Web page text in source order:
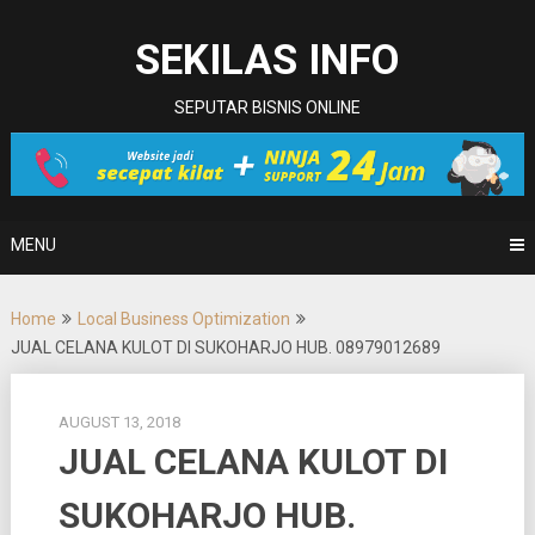
SEKILAS INFO
SEPUTAR BISNIS ONLINE
MENU
Home
Local Business Optimization
JUAL CELANA KULOT DI SUKOHARJO HUB. 08979012689
AUGUST 13, 2018
JUAL CELANA KULOT DI
SUKOHARJO HUB.